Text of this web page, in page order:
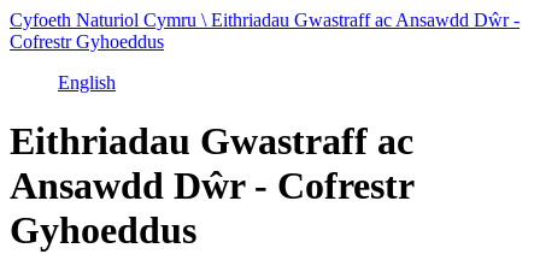
Cyfoeth Naturiol Cymru \ Eithriadau Gwastraff ac Ansawdd Dŵr -
Cofrestr Gyhoeddus
English
Eithriadau Gwastraff ac
Ansawdd Dŵr - Cofrestr
Gyhoeddus